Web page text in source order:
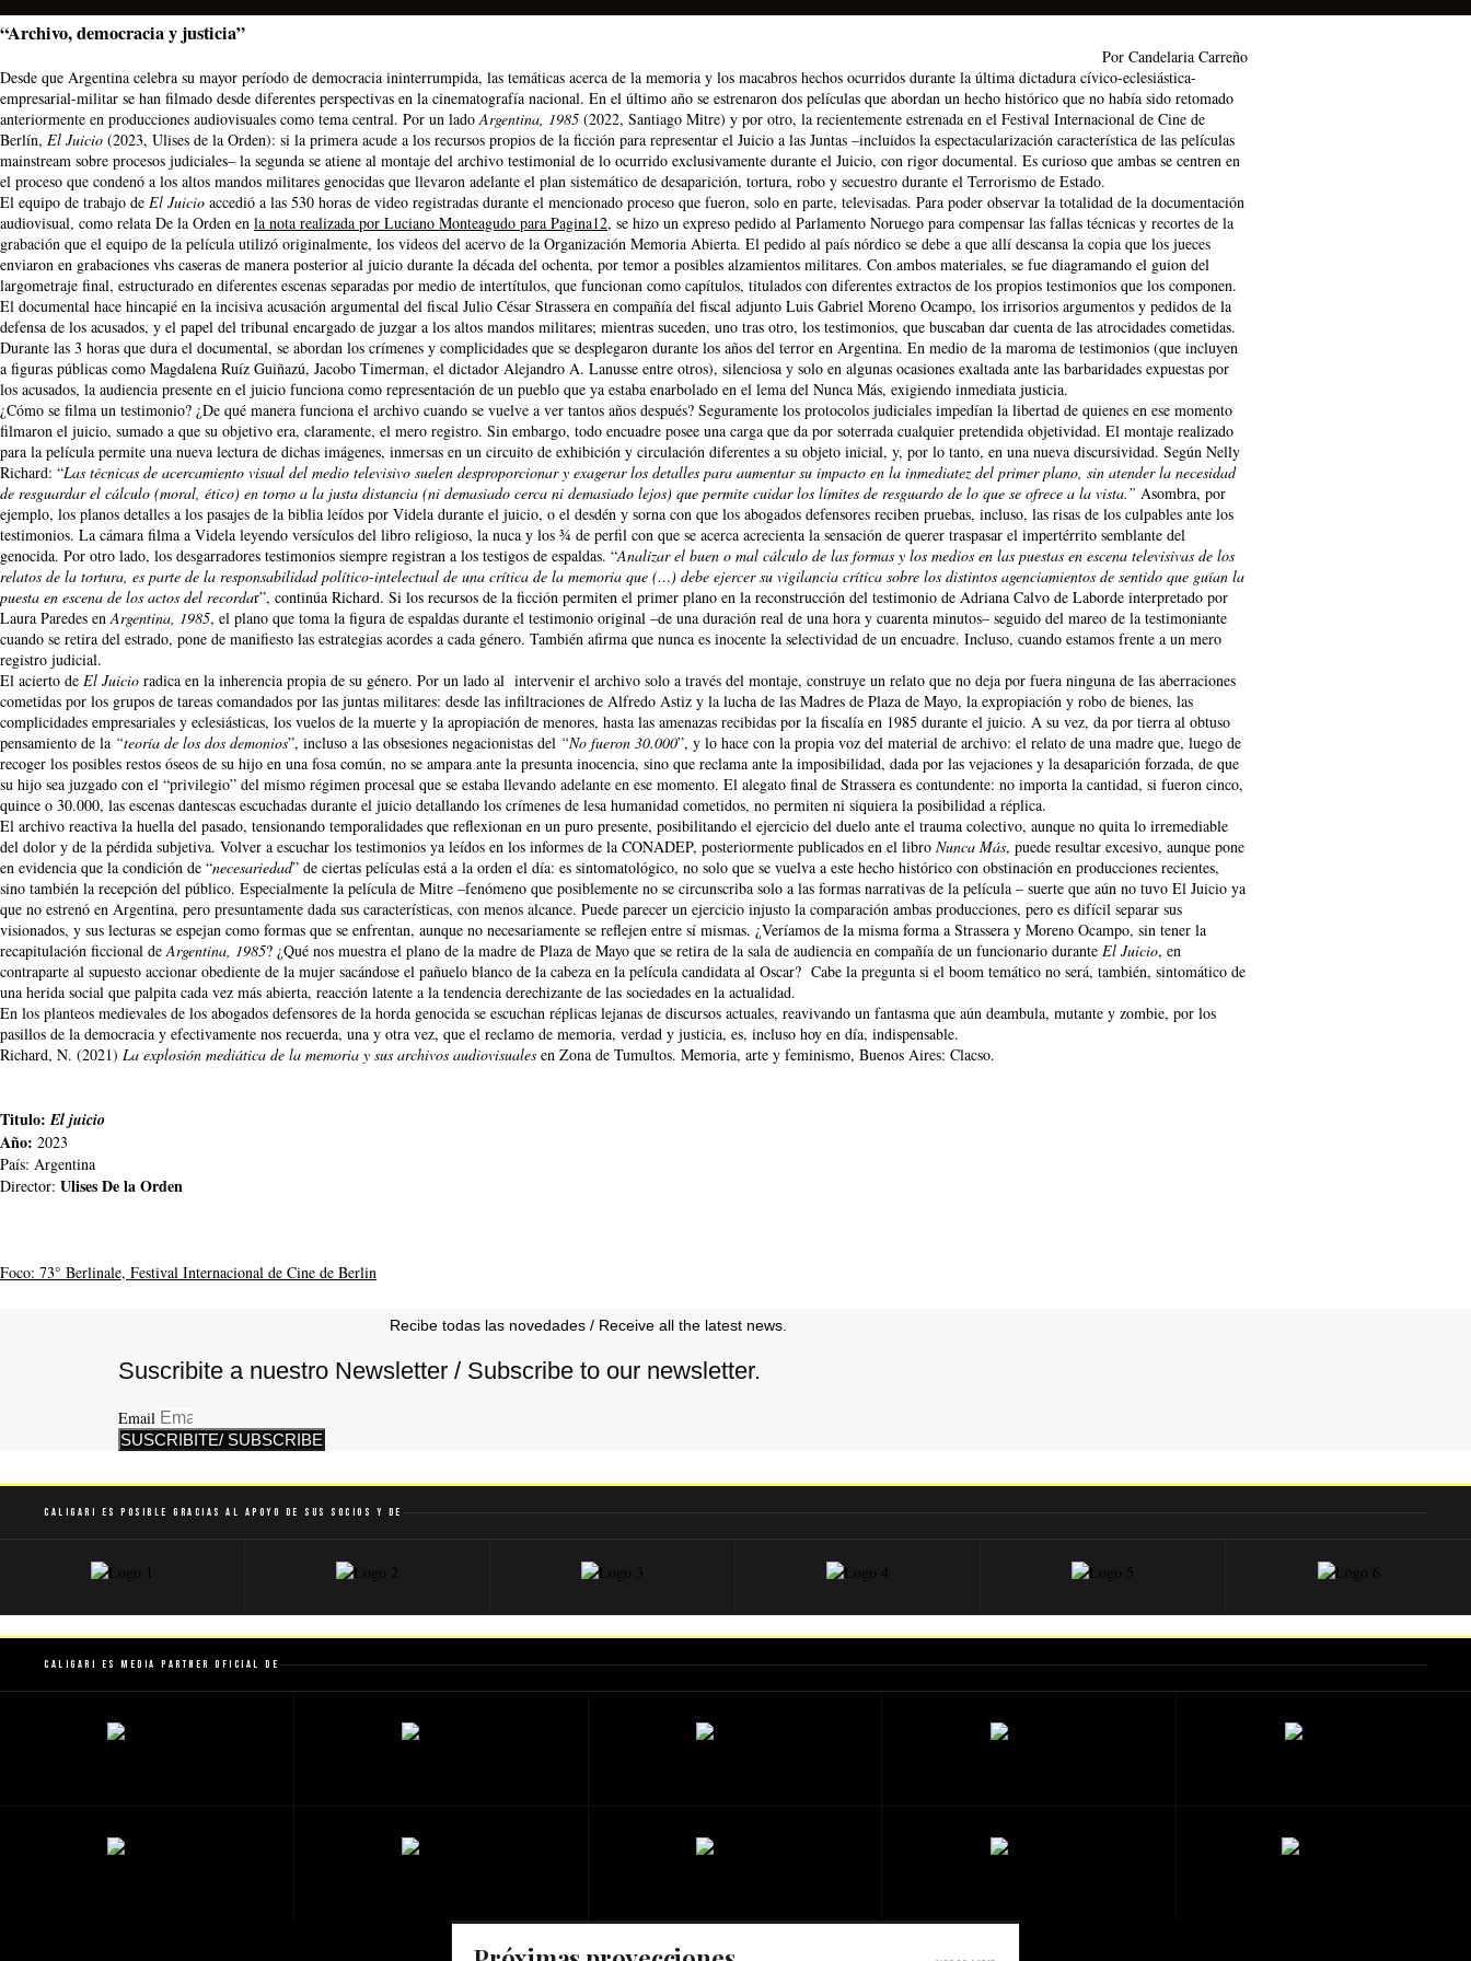
“Archivo, democracia y justicia”
Por Candelaria Carreño
Desde que Argentina celebra su mayor período de democracia ininterrumpida, las temáticas acerca de la memoria y los macabros hechos ocurridos durante la última dictadura cívico-eclesiástica-
empresarial-militar se han filmado desde diferentes perspectivas en la cinematografía nacional. En el último año se estrenaron dos películas que abordan un hecho histórico que no había sido retomado
anteriormente en producciones audiovisuales como tema central. Por un ladoArgentina, 1985 (2022, Santiago Mitre) y por otro, la recientemente estrenada en el Festival Internacional de Cine de
Berlín, El Juicio (2023, Ulises de la Orden): si la primera acude a los recursos propios de la ficción para representar el Juicio a las Juntas –incluidos la espectacularización característica de las películas
mainstream sobre procesos judiciales– la segunda se atiene al montaje del archivo testimonial de lo ocurrido exclusivamente durante el Juicio, con rigor documental. Es curioso que ambas se centren en
el proceso que condenó a los altos mandos militares genocidas que llevaron adelante el plan sistemático de desaparición, tortura, robo y secuestro durante el Terrorismo de Estado.
El equipo de trabajo de El Juicio accedió a las 530 horas de video registradas durante el mencionado proceso que fueron, solo en parte, televisadas. Para poder observar la totalidad de la documentación
audiovisual, como relata De la Orden en la nota realizada por Luciano Monteagudo para Pagina12, se hizo un expreso pedido al Parlamento Noruego para compensar las fallas técnicas y recortes de la
grabación que el equipo de la película utilizó originalmente, los videos del acervo de la Organización Memoria Abierta. El pedido al país nórdico se debe a que allí descansa la copia que los jueces
enviaron en grabaciones vhs caseras de manera posterior al juicio durante la década del ochenta, por temor a posibles alzamientos militares. Con ambos materiales, se fue diagramando el guion del
largometraje final, estructurado en diferentes escenas separadas por medio de intertítulos, que funcionan como capítulos, titulados con diferentes extractos de los propios testimonios que los componen.
El documental hace hincapié en la incisiva acusación argumental del fiscal Julio César Strassera en compañía del fiscal adjunto Luis Gabriel Moreno Ocampo, los irrisorios argumentos y pedidos de la
defensa de los acusados, y el papel del tribunal encargado de juzgar a los altos mandos militares; mientras suceden, uno tras otro, los testimonios, que buscaban dar cuenta de las atrocidades cometidas.
Durante las 3 horas que dura el documental, se abordan los crímenes y complicidades que se desplegaron durante los años del terror en Argentina. En medio de la maroma de testimonios (que incluyen
a figuras públicas como Magdalena Ruíz Guiñazú, Jacobo Timerman, el dictador Alejandro A. Lanusse entre otros), silenciosa y solo en algunas ocasiones exaltada ante las barbaridades expuestas por
los acusados, la audiencia presente en el juicio funciona como representación de un pueblo que ya estaba enarbolado en el lema del Nunca Más, exigiendo inmediata justicia.
¿Cómo se filma un testimonio? ¿De qué manera funciona el archivo cuando se vuelve a ver tantos años después? Seguramente los protocolos judiciales impedían la libertad de quienes en ese momento
filmaron el juicio, sumado a que su objetivo era, claramente, el mero registro. Sin embargo, todo encuadre posee una carga que da por soterrada cualquier pretendida objetividad. El montaje realizado
para la película permite una nueva lectura de dichas imágenes, inmersas en un circuito de exhibición y circulación diferentes a su objeto inicial, y, por lo tanto, en una nueva discursividad. Según Nelly
Richard: “Las técnicas de acercamiento visual del medio televisivo suelen desproporcionar y exagerar los detalles para aumentar su impacto en la inmediatez del primer plano, sin atender la necesidad
de resguardar el cálculo (moral, ético) en torno a la justa distancia (ni demasiado cerca ni demasiado lejos) que permite cuidar los límites de resguardo de lo que se ofrece a la vista.” Asombra, por
ejemplo, los planos detalles a los pasajes de la biblia leídos por Videla durante el juicio, o el desdén y sorna con que los abogados defensores reciben pruebas, incluso, las risas de los culpables ante los
testimonios. La cámara filma a Videla leyendo versículos del libro religioso, la nuca y los ¾ de perfil con que se acerca acrecienta la sensación de querer traspasar el impertérrito semblante del
genocida. Por otro lado, los desgarradores testimonios siempre registran a los testigos de espaldas. “Analizar el buen o mal cálculo de las formas y los medios en las puestas en escena televisivas de los
relatos de la tortura, es parte de la responsabilidad político-intelectual de una crítica de la memoria que (…) debe ejercer su vigilancia crítica sobre los distintos agenciamientos de sentido que guían la
puesta en escena de los actos del recordar”, continúa Richard. Si los recursos de la ficción permiten el primer plano en la reconstrucción del testimonio de Adriana Calvo de Laborde interpretado por
Laura Paredes enArgentina, 1985, el plano que toma la figura de espaldas durante el testimonio original –de una duración real de una hora y cuarenta minutos– seguido del mareo de la testimoniante
cuando se retira del estrado, pone de manifiesto las estrategias acordes a cada género. También afirma que nunca es inocente la selectividad de un encuadre. Incluso, cuando estamos frente a un mero
registro judicial.
El acierto de El Juicio radica en la inherencia propia de su género. Por un lado al intervenir el archivo solo a través del montaje, construye un relato que no deja por fuera ninguna de las aberraciones
cometidas por los grupos de tareas comandados por las juntas militares: desde las infiltraciones de Alfredo Astiz y la lucha de las Madres de Plaza de Mayo, la expropiación y robo de bienes, las
complicidades empresariales y eclesiásticas, los vuelos de la muerte y la apropiación de menores, hasta las amenazas recibidas por la fiscalía en 1985 durante el juicio. A su vez, da por tierra al obtuso
pensamiento de la “teoría de los dos demonios”, incluso a las obsesiones negacionistas del “No fueron 30.000”, y lo hace con la propia voz del material de archivo: el relato de una madre que, luego de
recoger los posibles restos óseos de su hijo en una fosa común, no se ampara ante la presunta inocencia, sino que reclama ante la imposibilidad, dada por las vejaciones y la desaparición forzada, de que
su hijo sea juzgado con el “privilegio” del mismo régimen procesal que se estaba llevando adelante en ese momento. El alegato final de Strassera es contundente: no importa la cantidad, si fueron cinco,
quince o 30.000, las escenas dantescas escuchadas durante el juicio detallando los crímenes de lesa humanidad cometidos, no permiten ni siquiera la posibilidad a réplica.
El archivo reactiva la huella del pasado, tensionando temporalidades que reflexionan en un puro presente, posibilitando el ejercicio del duelo ante el trauma colectivo, aunque no quita lo irremediable
del dolor y de la pérdida subjetiva. Volver a escuchar los testimonios ya leídos en los informes de la CONADEP, posteriormente publicados en el libro Nunca Más, puede resultar excesivo, aunque pone
en evidencia que la condición de “necesariedad” de ciertas películas está a la orden el día: es sintomatológico, no solo que se vuelva a este hecho histórico con obstinación en producciones recientes,
sino también la recepción del público. Especialmente la película de Mitre –fenómeno que posiblemente no se circunscriba solo a las formas narrativas de la película – suerte que aún no tuvo El Juicio ya
que no estrenó en Argentina, pero presuntamente dada sus características, con menos alcance. Puede parecer un ejercicio injusto la comparación ambas producciones, pero es difícil separar sus
visionados, y sus lecturas se espejan como formas que se enfrentan, aunque no necesariamente se reflejen entre sí mismas. ¿Veríamos de la misma forma a Strassera y Moreno Ocampo, sin tener la
recapitulación ficcional deArgentina, 1985? ¿Qué nos muestra el plano de la madre de Plaza de Mayo que se retira de la sala de audiencia en compañía de un funcionario durante El Juicio, en
contraparte al supuesto accionar obediente de la mujer sacándose el pañuelo blanco de la cabeza en la película candidata al Oscar? Cabe la pregunta si el boom temático no será, también, sintomático de
una herida social que palpita cada vez más abierta, reacción latente a la tendencia derechizante de las sociedades en la actualidad.
En los planteos medievales de los abogados defensores de la horda genocida se escuchan réplicas lejanas de discursos actuales, reavivando un fantasma que aún deambula, mutante y zombie, por los
pasillos de la democracia y efectivamente nos recuerda, una y otra vez, que el reclamo de memoria, verdad y justicia, es, incluso hoy en día, indispensable.
Richard, N. (2021) La explosión mediática de la memoria y sus archivos audiovisuales en Zona de Tumultos. Memoria, arte y feminismo, Buenos Aires: Clacso.
Titulo:El juicio
Año: 2023
País: Argentina
Director: Ulises De la Orden
Foco: 73° Berlinale, Festival Internacional de Cine de Berlin
Recibe todas las novedades / Receive all the latest news.
Suscribite a nuestro Newsletter / Subscribe to our newsletter.
Email
SUSCRIBITE/ SUBSCRIBE
Caligari es posible gracias al apoyo de sus socios y de
Caligari es Media Partner Oficial de